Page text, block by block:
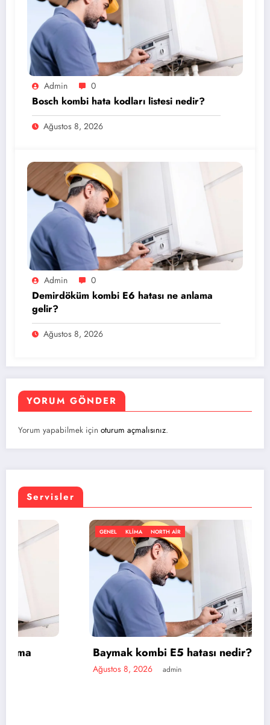
Admin 0
Bosch kombi hata kodları listesi nedir?
Ağustos 8, 2026
Admin 0
Demirdöküm kombi E6 hatası ne anlama
gelir?
Ağustos 8, 2026
YORUM GÖNDER
Yorum yapabilmek için oturum açmalısınız.
Servisler
GENEL KLIMA NORTH AIR
Baymak kombi E5 hatası nedir?
admin